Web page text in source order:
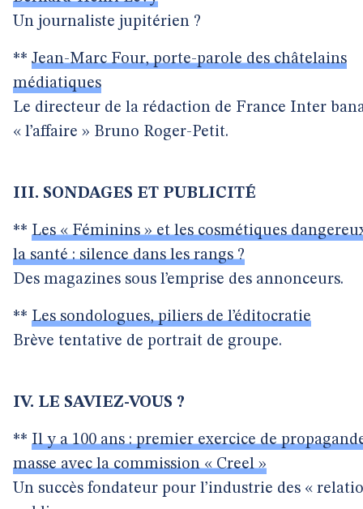
Un journaliste jupitérien ?
** Jean-Marc Four, porte-parole des châtelains
médiatiques
Le directeur de la rédaction de France Inter
« l’affaire » Bruno Roger-Petit.
III. SONDAGES ET PUBLICITÉ
** Les « Féminins » et les cosmétiques
la santé : silence dans les rangs ?
Des magazines sous l’emprise des annonceurs.
** Les sondologues, piliers de l’éditocratie
Brève tentative de portrait de groupe.
IV. LE SAVIEZ-VOUS ?
** Il y a 100 ans : premier exercice de
masse avec la commission « Creel »
Un succès fondateur pour l’industrie des «